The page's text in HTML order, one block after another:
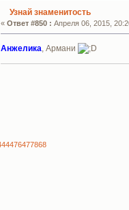
Узнай знаменитость
«Ответ #850 : Апреля 06, 2015,
Анжелика , Армани